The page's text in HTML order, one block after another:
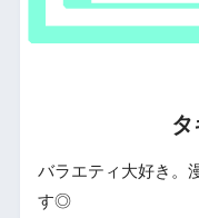
バラエティ大好き。
す◎